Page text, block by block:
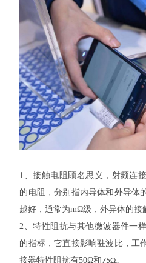
1 、接触电阻顾名思义，射频连
的电阻，分别指内导体和外导体
越好，通常为mΩ级，外异体的接
2、特性阻抗与其他微波器件一
的指标，它直接影响驻波比，工
接器特性阻抗有50Ω和75Ω。